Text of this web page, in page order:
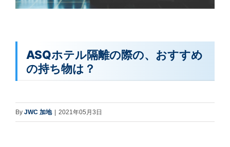
ASQホテル隔離の際の、おすすめ
の持ち物は？
By JWC 加地 2021年05月3日